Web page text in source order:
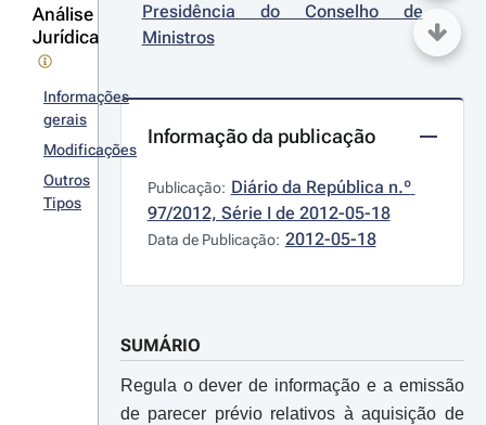
Análise
Jurídica
Informações
gerais
Modificações
Outros
Tipos
Presidência do Conselho de
Ministros
Informação da publicação
Publicação: Diário da República n.º
97/2012, Série I de 2012-05-18
Data de Publicação: 2012-05-18
SUMÁRIO
Regula o dever de informação e a emissão
de parecer prévio relativos à aquisição de